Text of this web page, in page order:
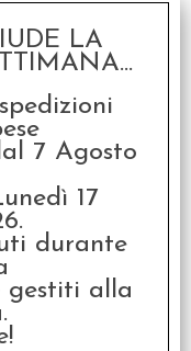
SCONTO 20%
LA
7 Agosto
17
durante
gestiti alla